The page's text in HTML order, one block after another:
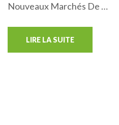
Nouveaux Marchés De …
LIRE LA SUITE